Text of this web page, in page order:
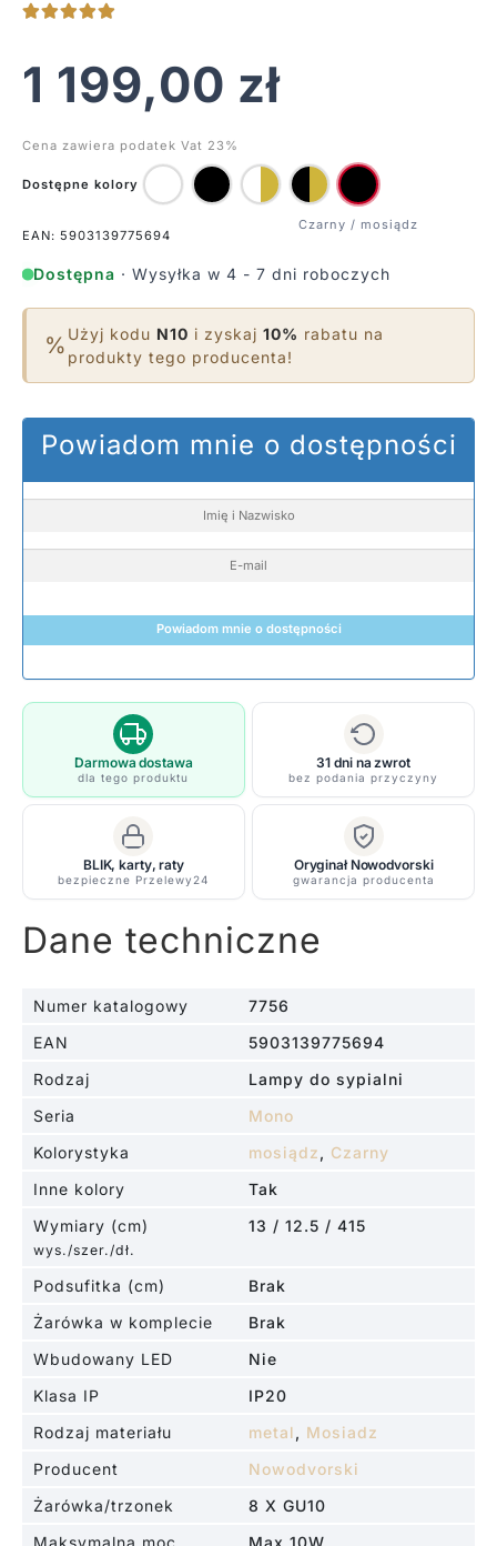
1 199,00 zł
Cena zawiera podatek Vat 23%
Dostępne kolory
EAN: 5903139775694
Dostępna · Wysyłka w 4 - 7 dni roboczych
% Użyj kodu N10 i zyskaj 10% rabatu na
produkty tego producenta!
Powiadom mnie o dostępności
Powiadom mnie o dostępności
Darmowa dostawa
dla tego produktu
31 dni na zwrot
bez podania przyczyny
BLIK, karty, raty
bezpieczne Przelewy24
Oryginał Nowodvorski
gwarancja producenta
Dane techniczne
Numer katalogowy
7756
EAN
5903139775694
Rodzaj
Lampy do sypialni
Seria
Mono
Kolorystyka
mosiądz , Czarny
Inne kolory
Tak
Wymiary (cm)
wys./szer./dł.
13 / 12.5 / 415
Podsufitka (cm)
Brak
Żarówka w komplecie
Brak
Wbudowany LED
Nie
Klasa IP
IP20
Rodzaj materiału
metal , Mosiadz
Producent
Nowodvorski
Żarówka/trzonek
8 X GU10
Maksymalna moc
Max 10W